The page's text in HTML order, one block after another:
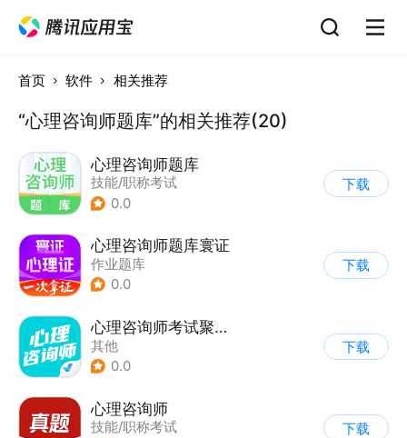
首页 软件 相关推荐
“心理咨询师题库”的相关推荐(20)
心理咨询师题库
技能/职称考试
0.0
下载
心理咨询师题库寰证
作业题库
0.0
下载
心理咨询师考试聚题库
其他
0.0
下载
心理咨询师
技能/职称考试
下载